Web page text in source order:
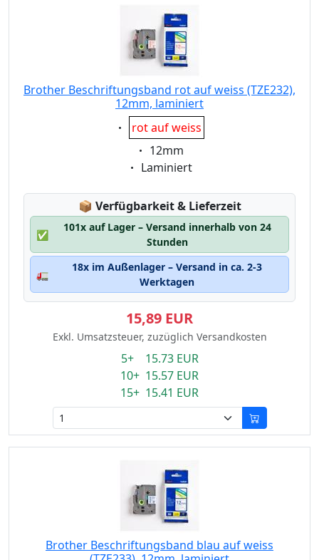
Brother Beschriftungsband rot auf weiss (TZE232),
12mm, laminiert
Eigenschaft:
rot auf weiss
Eigenschaft:
12mm
Eigenschaft:
Laminiert
📦 Lagerstatus:
Verfügbarkeit & Lieferzeit
✅
101x auf Lager – Versand innerhalb von 24
Stunden
🚛
18x im Außenlager – Versand in ca. 2-3
Werktagen
15,89 EUR
Exkl. Umsatzsteuer, zuzüglich Versandkosten
5+ 15.73 EUR
10+ 15.57 EUR
15+ 15.41 EUR
Brother Beschriftungsband blau auf weiss